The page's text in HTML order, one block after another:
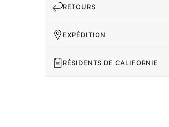
RETOURS
EXPÉDITION
RÉSIDENTS DE CALIFORNIE